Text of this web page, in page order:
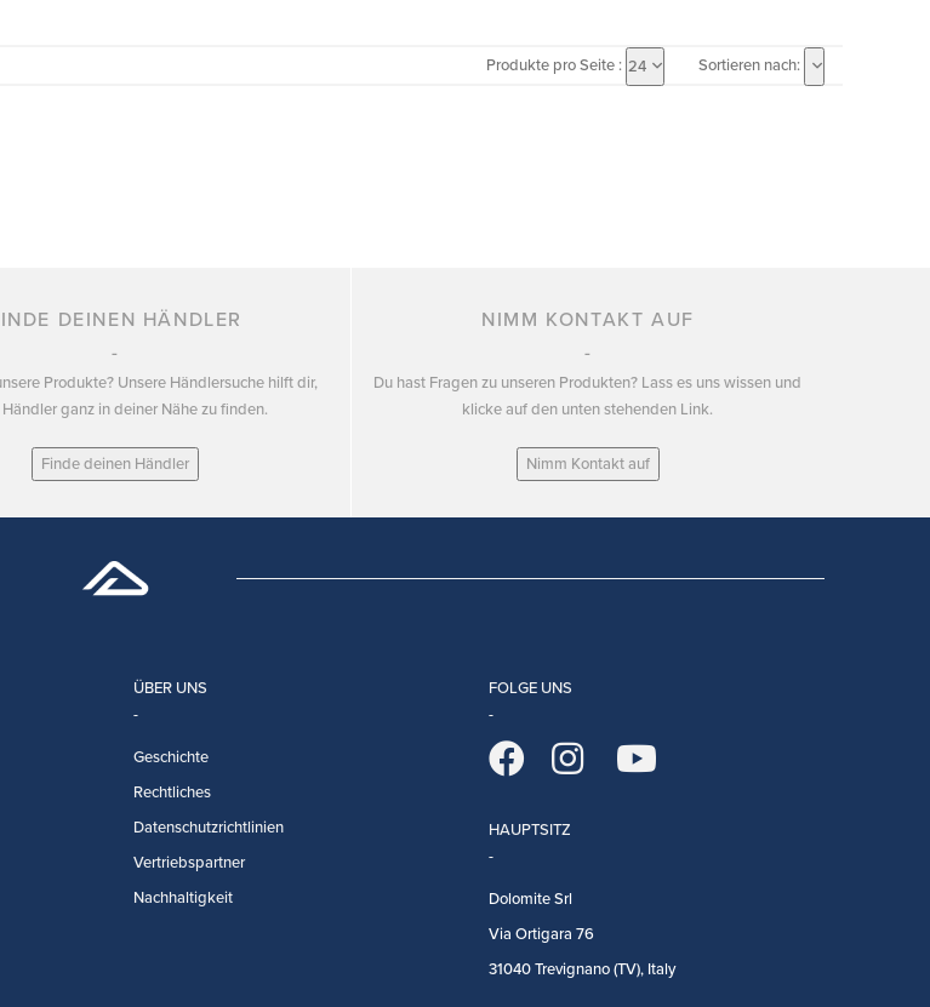
Produkte pro Seite : 24 Sortieren nach:
DEINEN HÄNDLER
Produkte? Unsere Händlersuche hilft dir,
ganz in deiner Nähe zu finden.
Finde deinen Händler
NIMM KONTAKT AUF
Du hast Fragen zu unseren Produkten? Lass es uns wissen und
klicke auf den unten stehenden Link.
Nimm Kontakt auf
ÜBER UNS
Geschichte
Rechtliches
Datenschutzrichtlinien
Vertriebspartner
Nachhaltigkeit
FOLGE UNS
HAUPTSITZ
Dolomite Srl
Via Ortigara 76
31040 Trevignano (TV), Italy